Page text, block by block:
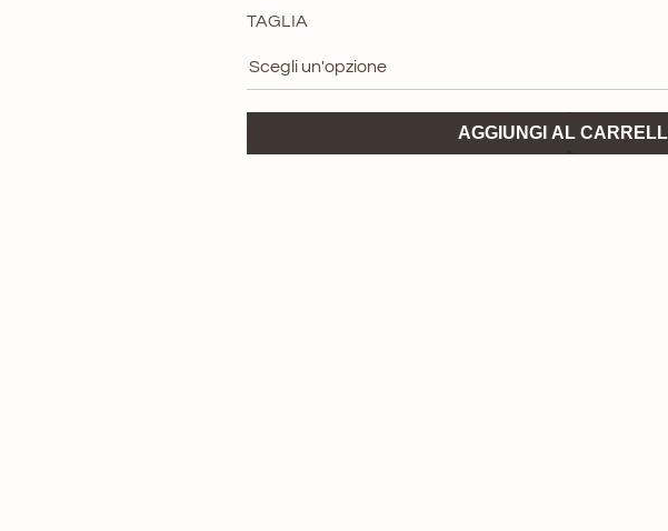
TAGLIA
White
AGGIUNGI AL